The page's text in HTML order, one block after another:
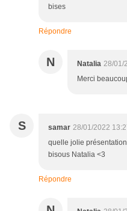
bises
Répondre
N Natalia 28/01/
Merci
S samar 28/01/2022
quelle jolie
bisous Natalia <3
Répondre